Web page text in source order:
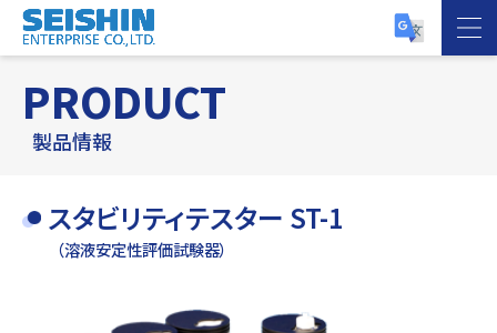
PRODUCT
製品情報
スタビリティテスター ST-1
（溶液安定性評価試験器）